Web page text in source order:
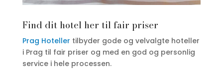
Find dit hotel her til fair priser
Prag Hoteller tilbyder gode og velvalgte hoteller
i Prag til fair priser og med en god og personlig
service i hele processen.